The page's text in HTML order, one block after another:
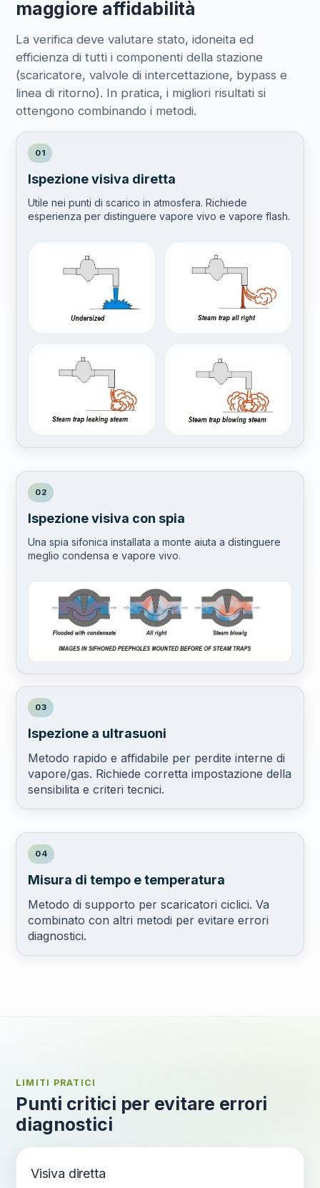
maggiore affidabilità
La verifica deve valutare stato, idoneita ed
efficienza di tutti i componenti della stazione
(scaricatore, valvole di intercettazione, bypass e
linea di ritorno). In pratica, i migliori risultati si
ottengono combinando i metodi.
01
Ispezione visiva diretta
Utile nei punti di scarico in atmosfera. Richiede
esperienza per distinguere vapore vivo e vapore flash.
02
Ispezione visiva con spia
Una spia sifonica installata a monte aiuta a distinguere
meglio condensa e vapore vivo.
03
Ispezione a ultrasuoni
Metodo rapido e affidabile per perdite interne di
vapore/gas. Richiede corretta impostazione della
sensibilita e criteri tecnici.
04
Misura di tempo e temperatura
Metodo di supporto per scaricatori ciclici. Va
combinato con altri metodi per evitare errori
diagnostici.
LIMITI PRATICI
Punti critici per evitare errori
diagnostici
Visiva diretta